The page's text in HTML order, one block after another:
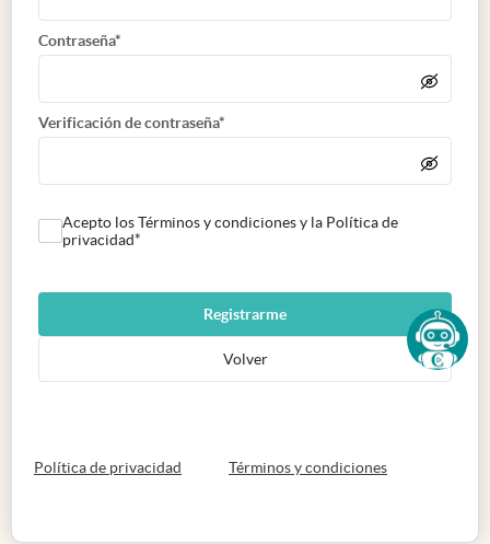
Contraseña*
Verificación de contraseña*
Acepto los Términos y condiciones y la Política de
privacidad*
Registrarme
Volver
Política de privacidad abre en nueva pestaña
Términos y condicionesabre en nueva